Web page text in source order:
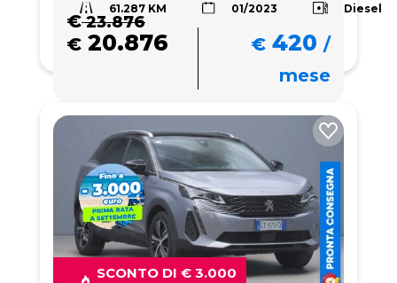
61.287 KM 01/2023 Diesel
€23.876
€ 20.876 € 420 /
mese
SCONTO DI € 3.000